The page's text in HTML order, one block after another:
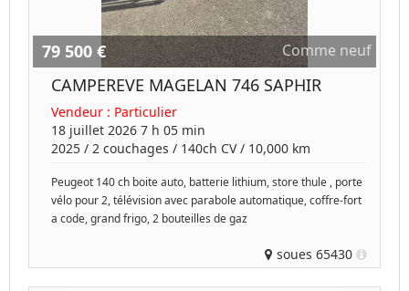
79 500 € Comme neuf
CAMPEREVE MAGELAN 746 SAPHIR
Vendeur : Particulier
18 juillet 2026 7 h 05 min
2025 / 2 couchages / 140ch CV / 10,000 km
Peugeot 140 ch boite auto, batterie lithium, store thule , porte
vélo pour 2, télévision avec parabole automatique, coffre-fort
a code, grand frigo, 2 bouteilles de gaz
soues 65430